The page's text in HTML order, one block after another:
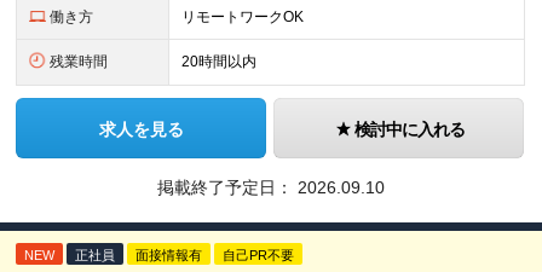
働き方 リモートワークOK
残業時間 20時間以内
求人を見る 検討中に入れる
掲載終了予定日： 2026.09.10
NEW 正社員 面接情報有 自己PR不要